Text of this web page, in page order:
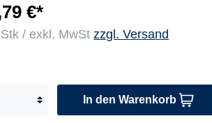
gel€*
/ exkl. MwStzzgl. Versand
In den Warenkorb